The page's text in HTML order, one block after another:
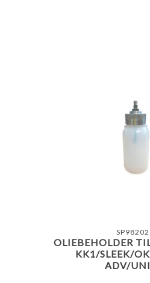
OLIEBEHOLDER
KK1/SLEEK/
ADV/